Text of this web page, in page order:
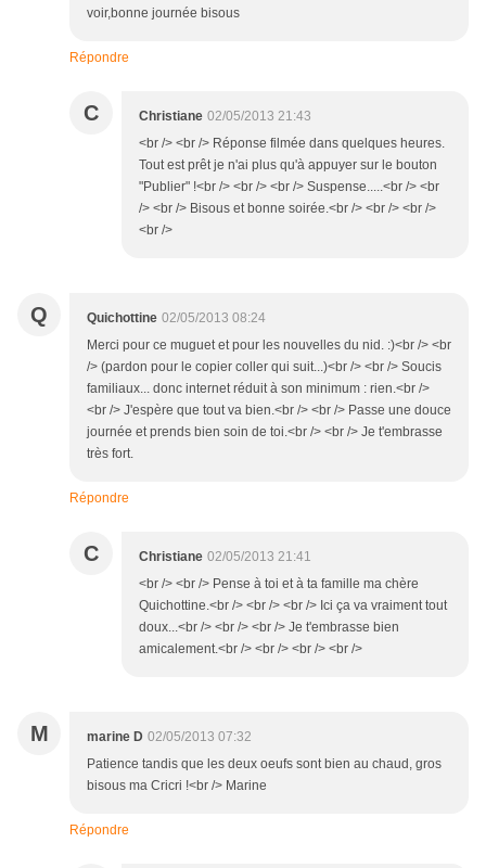
voir,bonne journée bisous
Répondre
C Christiane 02/05/2013 21:43
<br /> <br /> Réponse filmée dans quelques heures.
Tout est prêt je n'ai plus qu'à appuyer sur le bouton
"Publier" !<br /> <br /> <br /> Suspense.....<br /> <br
/> <br /> Bisous et bonne soirée.<br /> <br /> <br />
<br />
Q Quichottine 02/05/2013 08:24
Merci pour ce muguet et pour les nouvelles du nid. :)<br /> <br
/> (pardon pour le copier coller qui suit...)<br /> <br /> Soucis
familiaux... donc internet réduit à son minimum : rien.<br />
<br /> J'espère que tout va bien.<br /> <br /> Passe une douce
journée et prends bien soin de toi.<br /> <br /> Je t'embrasse
très fort.
Répondre
C Christiane 02/05/2013 21:41
<br /> <br /> Pense à toi et à ta famille ma chère
Quichottine.<br /> <br /> <br /> Ici ça va vraiment tout
doux...<br /> <br /> <br /> Je t'embrasse bien
amicalement.<br /> <br /> <br /> <br />
M marine D 02/05/2013 07:32
Patience tandis que les deux oeufs sont bien au chaud, gros
bisous ma Cricri !<br /> Marine
Répondre